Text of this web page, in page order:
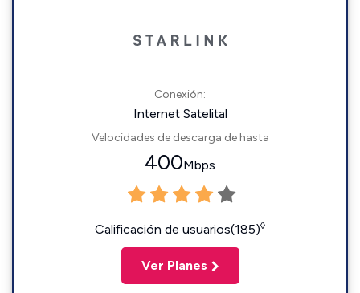
Conexión:
Internet Satelital
Velocidades de descarga de hasta
400Mbps
Calificación de usuarios(185)◊
Ver Planes